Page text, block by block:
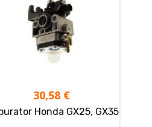
30,58 €
Honda GX25, GX35